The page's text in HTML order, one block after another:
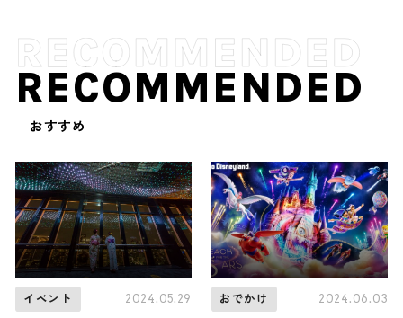
RECOMMENDED
おすすめ
イベント 2024.05.29 おでかけ 2024.06.03